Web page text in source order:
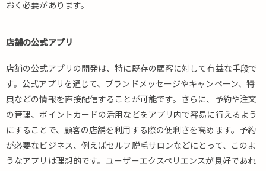
おく必要があります。
店舗の公式アプリ
店舗の公式アプリの開発は、特に既存の顧客に対して有益な手段で
す。公式アプリを通じて、ブランドメッセージやキャンペーン、特
典などの情報を直接配信することが可能です。さらに、予約や注文
の管理、ポイントカードの活用などをアプリ内で容易に行えるよう
にすることで、顧客の店舗を利用する際の便利さを高めます。予約
が必要なビジネス、例えばセルフ脱毛サロンなどにとって、このよ
うなアプリは理想的です。ユーザーエクスペリエンスが良好であれ